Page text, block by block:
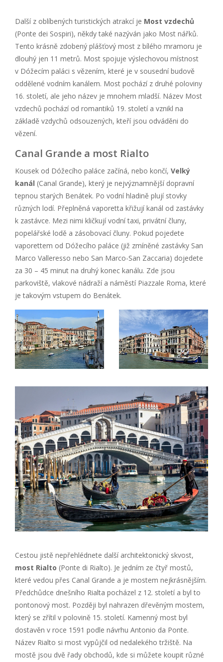
Další z oblíbených turistických atrakcí je Most vzdechů
(Ponte dei Sospiri), někdy také nazýván jako Most nářků.
Tento krásně zdobený plášťový most z bílého mramoru je
dlouhý jen 11 metrů. Most spojuje výslechovou místnost
v Dóžecím paláci s vězením, které je v sousední budově
oddělené vodním kanálem. Most pochází z druhé poloviny
16. století, ale jeho název je mnohem mladší. Název Most
vzdechů pochází od romantiků 19. století a vznikl na
základě vzdychů odsouzených, kteří jsou odváděni do
vězení.
Canal Grande a most Rialto
Kousek od Dóžecího paláce začíná, nebo končí, Velký
kanál (Canal Grande), který je nejvýznamnější dopravní
tepnou starých Benátek. Po vodní hladině plují stovky
různých lodí. Přeplněná vaporetta křižují kanál od zastávky
k zastávce. Mezi nimi kličkují vodní taxi, privátní čluny,
popelářské lodě a zásobovací čluny. Pokud pojedete
vaporettem od Dóžecího paláce (již zmíněné zastávky San
Marco Valleresso nebo San Marco-San Zaccaria) dojedete
za 30 – 45 minut na druhý konec kanálu. Zde jsou
parkoviště, vlakové nádraží a náměstí Piazzale Roma, které
je takovým vstupem do Benátek.
Cestou jistě nepřehlédnete další architektonický skvost,
most Rialto (Ponte di Rialto). Je jedním ze čtyř mostů,
které vedou přes Canal Grande a je mostem nejkrásnějším.
Předchůdce dnešního Rialta pocházel z 12. století a byl to
pontonový most. Později byl nahrazen dřevěným mostem,
který se zřítil v polovině 15. století. Kamenný most byl
dostavěn v roce 1591 podle návrhu Antonio da Ponte.
Název Rialto si most vypůjčil od nedalekého tržiště. Na
mostě jsou dvě řady obchodů, kde si můžete koupit různé